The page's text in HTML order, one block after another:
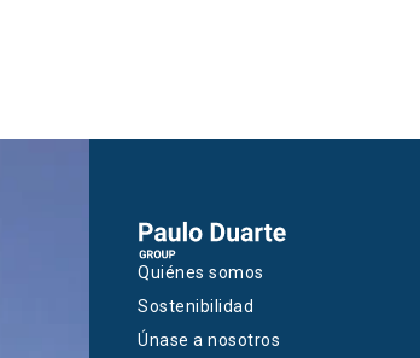
Quiénes somos
Sostenibilidad
Únase a nosotros